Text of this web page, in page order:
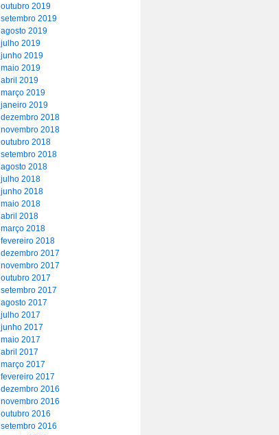
outubro 2019
setembro 2019
agosto 2019
julho 2019
junho 2019
maio 2019
abril 2019
março 2019
janeiro 2019
dezembro 2018
novembro 2018
outubro 2018
setembro 2018
agosto 2018
julho 2018
junho 2018
maio 2018
abril 2018
março 2018
fevereiro 2018
dezembro 2017
novembro 2017
outubro 2017
setembro 2017
agosto 2017
julho 2017
junho 2017
maio 2017
abril 2017
março 2017
fevereiro 2017
dezembro 2016
novembro 2016
outubro 2016
setembro 2016